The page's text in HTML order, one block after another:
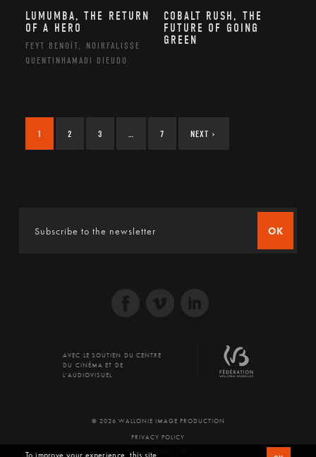
LUMUMBA, THE RETURN
OF A HERO
FEYT BENOÎT, NOIRFALISSE
QUENTINHAMADI DIEUDO
COBALT RUSH, THE
FUTURE OF GOING
GREEN
1 2 3 … 7 NEXT ›
OK
AVEC LE SOUTIEN DU CENTRE
DU CINÉMA ET DE
L'AUDIOVISUEL
© 2026 WALLONIE IMAGE PRODUCTION
PRIVACY POLICY
PRODUCED BY SFD
To improve your experience, this site